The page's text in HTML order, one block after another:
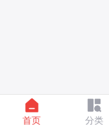
首页 分类